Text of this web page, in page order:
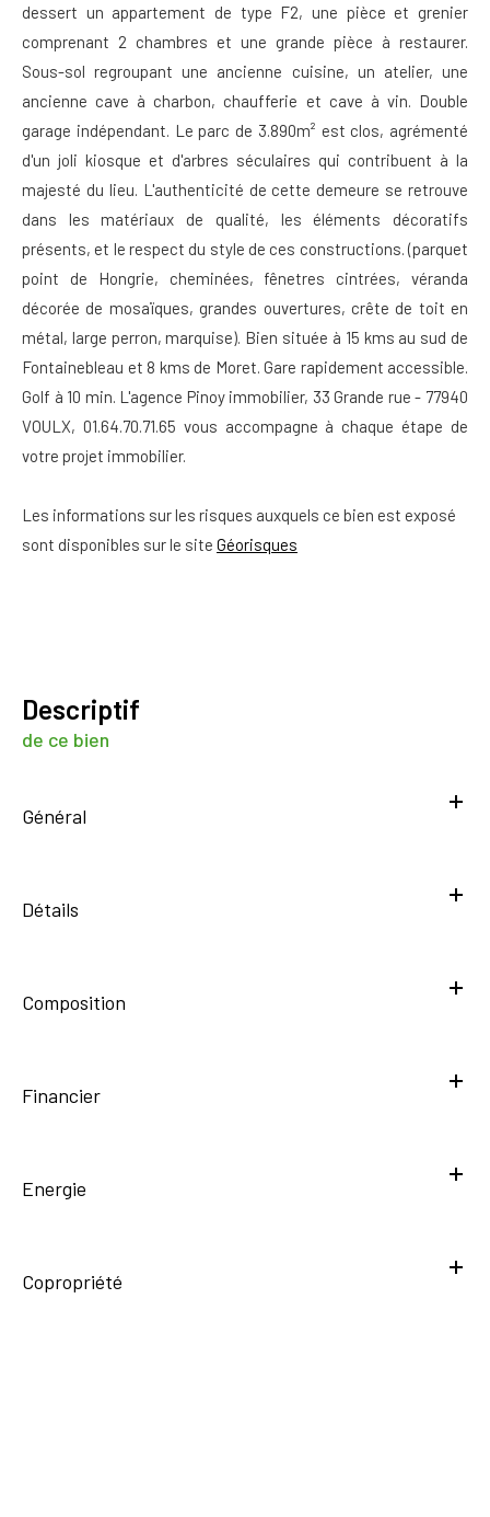
dessert un appartement de type F2, une pièce et grenier
comprenant 2 chambres et une grande pièce à restaurer.
Sous-sol regroupant une ancienne cuisine, un atelier, une
ancienne cave à charbon, chaufferie et cave à vin. Double
garage indépendant. Le parc de 3.890m² est clos, agrémenté
d'un joli kiosque et d'arbres séculaires qui contribuent à la
majesté du lieu. L'authenticité de cette demeure se retrouve
dans les matériaux de qualité, les éléments décoratifs
présents, et le respect du style de ces constructions. (parquet
point de Hongrie, cheminées, fênetres cintrées, véranda
décorée de mosaïques, grandes ouvertures, crête de toit en
métal, large perron, marquise). Bien située à 15 kms au sud de
Fontainebleau et 8 kms de Moret. Gare rapidement accessible.
Golf à 10 min. L'agence Pinoy immobilier, 33 Grande rue - 77940
VOULX, 01.64.70.71.65 vous accompagne à chaque étape de
votre projet immobilier.
Les informations sur les risques auxquels ce bien est exposé
sont disponibles sur le site Géorisques
descriptif
de ce bien
Général
Détails
Composition
Financier
Energie
Copropriété